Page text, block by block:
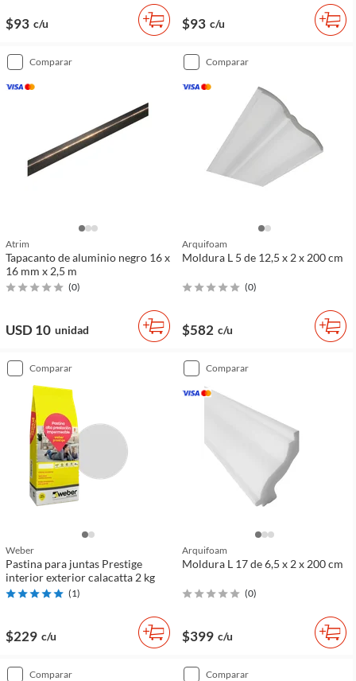
$93 c/u $93 c/u
comparar
Atrim
Tapacanto de aluminio negro 16 x
16 mm x 2,5 m
(0)
USD 10 unidad
comparar
Arquifoam
Moldura L 5 de 12,5 x 2 x 200 cm
(0)
$582 c/u
comparar
Weber
Pastina para juntas Prestige
interior exterior calacatta 2 kg
(1)
$229 c/u
comparar
Arquifoam
Moldura L 17 de 6,5 x 2 x 200 cm
(0)
$399 c/u
comparar comparar